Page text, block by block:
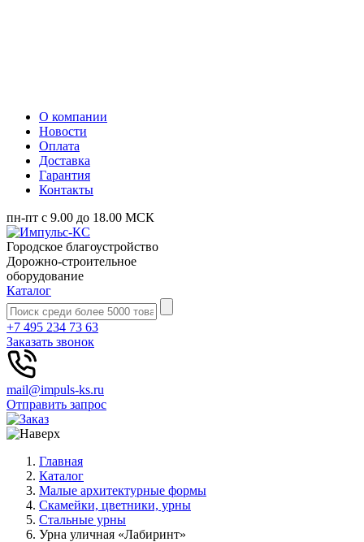
О компании
Новости
Оплата
Доставка
Гарантия
Контакты
пн-пт с 9.00 до 18.00 МСК
Городское благоустройство
Дорожно-строительное
оборудование
Каталог
+7 495 234 73 63
Заказать звонок
mail@impuls-ks.ru
Отправить запрос
Главная
Каталог
Малые архитектурные формы
Скамейки, цветники, урны
Стальные урны
Урна уличная «Лабиринт»